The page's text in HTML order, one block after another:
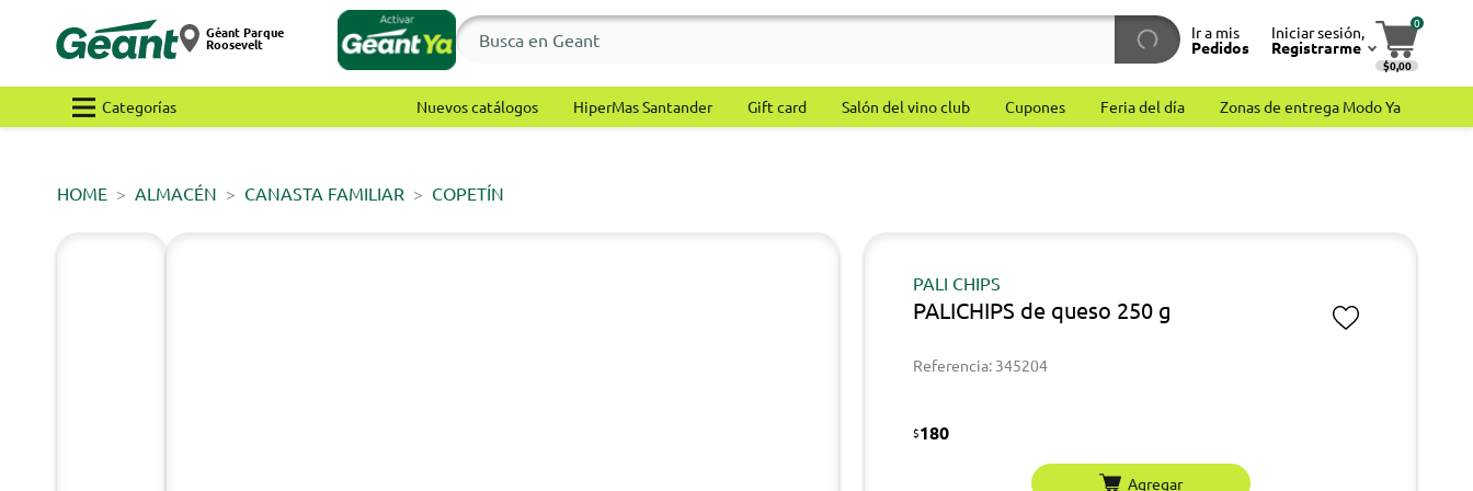
Géant Parque
Roosevelt
Ir a mis
Pedidos
Iniciar sesión,
Registrarme
0
$0,00
Categorías Nuevos catálogos HiperMas Santander Gift card Salón del vino club Cupones Feria del día Zonas de entrega Modo Ya
HOME ALMACÉN CANASTA FAMILIAR COPETÍN
PALI CHIPS
PALICHIPS de queso 250 g
Referencia: 345204
$180
Agregar